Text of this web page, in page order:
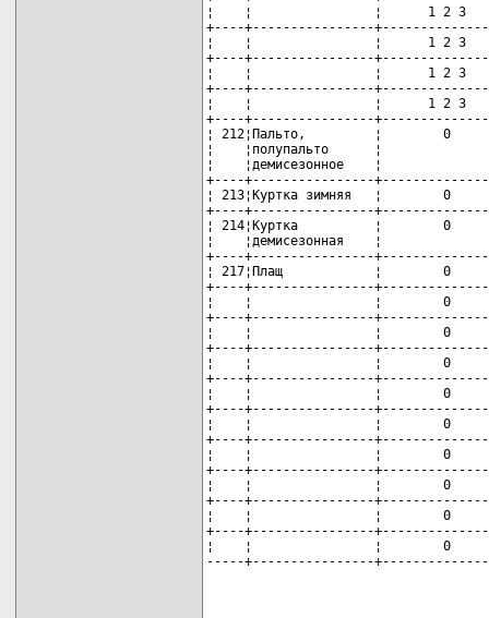
¦    ¦                ¦      1 2 3
+----+----------------
¦    ¦                ¦      1 2 3
+----+----------------
¦    ¦                ¦      1 2 3
+----+----------------
¦    ¦                ¦      1 2 3
+----+----------------
¦ 212¦Пальто,         ¦        0
¦    ¦полупальто      ¦
¦    ¦демисезонное    ¦
+----+----------------
¦ 213¦Куртка зимняя   ¦
+----+----------------
¦ 214¦Куртка          ¦        0
¦    ¦демисезонная    ¦
+----+----------------
¦ 217¦Плащ            ¦        0
+----+----------------
¦    ¦                ¦        0
+----+----------------
¦    ¦                ¦        0
+----+----------------
¦    ¦                ¦        0
+----+----------------
¦    ¦                ¦        0
+----+----------------
¦    ¦                ¦        0
+----+----------------
¦    ¦                ¦        0
+----+----------------
¦    ¦                ¦        0
+----+----------------
¦    ¦                ¦        0
+----+----------------
¦    ¦                ¦        0
-----+----------------